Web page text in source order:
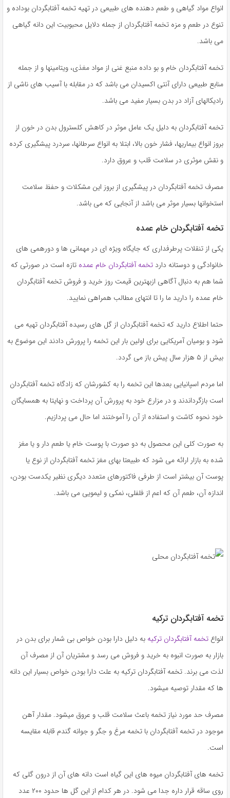
انواع مواد گیاهی و طعم دهنده های طبیعی در تهیه تخمه آفتابگردان بوداده و
تنوع در طعم و مزه تخمه آفتابگردان از جمله دلایل محبوبیت این دانه گیاهی
می باشد.
تخمه آفتابگردان خام و بو داده منبع غنی از مواد مغذی، ویتامینها و از جمله
منابع طبیعی دارای آنتی اکسیدان می باشد که در مقابله با آسیب های ناشی از
رادیکالهای آزاد در بدن بسیار مفید می باشد.
تخمه آفتابگردان به دلیل یک عامل موثر در کاهش کلسترول بدن در خون از
بروز انواع بیماریها، فشار خون بالا، ابتلا به انواع سرطانها، سردرد پیشگیری کرده
و نقش موثری در سلامت قلب و عروق دارد.
مصرف تخمه آفتابگردان در پیشگیری از بروز این مشکلات و حفظ سلامت
استخوانها بسیار موثر می باشد از آنجایی که می باشد.
تخمه آفتابگردان خام عمده
یکی از تنقلات پرطرفداری که جایگاه ویژه ای در مهمانی ها و دورهمی های
خانوادگی و دوستانه دارد تخمه آفتابگردان خام عمده تازه است در صورتی که
شما هم به دنبال آگاهی ازبهترین قیمت روز خرید و فروش تخمه آفتابگردان
خام عمده را دارید ما را تا انتهای مطالب همراهی نمایید.
حتما اطلاع دارید که تخمه آفتابگردان از گل های رسیده آفتابگردان تهیه می
شود و بومیان آمریکایی برای اولین بار این تخمه را پرورش دادند این موضوع به
بیش از ۵ هزار سال پیش باز می گردد.
اما مردم اسپانیایی بعدها این تخمه را به کشورشان که زادگاه تخمه آفتابگردان
است بازگرداندند و در مزارع خود به پرورش آن پرداخت و نهایتا به همسایگان
خود نحوه کاشت و استفاده از آن را آموختند اما حال می پردازیم.
به صورت کلی این محصول به دو صورت با پوست خام یا طعم دار و یا مغز
شده به بازار ارائه می شود که طبیعتا بهای مغز تخمه آفتابگردان از نوع یا
پوست آن بیشتر است از طرفی فاکتورهای متعدد دیگری نظیر یکدست بودن،
اندازه آن، طعم آن که اعم از فلفلی، نمکی و لیمویی می باشد.
تخمه آفتابگردان ترکیه
انواع تخمه آفتابگردان ترکیه به دلیل دارا بودن خواص بی شمار برای بدن در
بازار به صورت انبوه به خرید و فروش می رسد و مشتریان آن از مصرف آن
لذت می برند. تخمه آفتابگردان ترکیه به علت دارا بودن خواص بسیار این دانه
ها که مقدار توصیه میشود.
مصرف حد مورد نیاز تخمه باعث سلامت قلب و عروق میشود. مقدار آهن
موجود در تخمه آفتابگردان با تخمه مرغ و جگر و جوانه گندم قابله مقایسه
است.
تخمه های آفتابگردان میوه های این گیاه است دانه های آن از درون گلی که
روی ساقه قرار داره جدا می شود. در هر کدام از این گل ها حدود ۲۰۰ عدد